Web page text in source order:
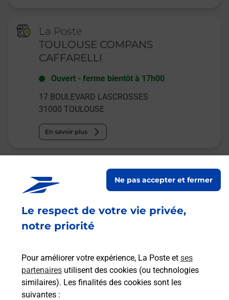
Le respect de votre vie privée,
notre priorité
Pour améliorer votre expérience, La Poste et ses
partenaires utilisent des cookies (ou technologies
similaires). Les finalités des cookies sont les
suivantes :
Ne pas accepter et fermer
La Poste
TOULOUSE COMPANS
CAFFARELLI
Ouvert -ferme bientôt à 17h00
17 BOULEVARD LASCROSSES
31000 TOULOUSE
En savoir plus
La Poste
en ligne
Ouvert 24h/24
Recherchez un autre point de contact